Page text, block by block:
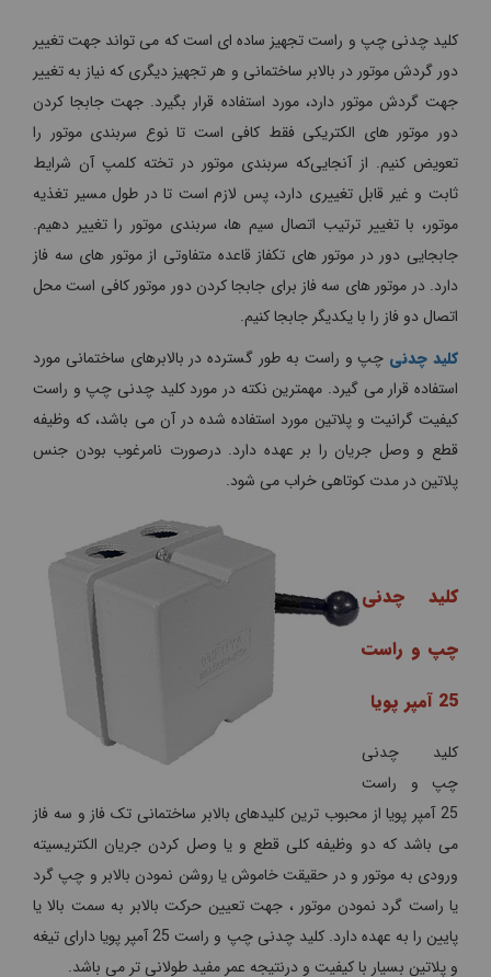
کلید چدنی چپ و راست تجهیز ساده ‌ای است که می تواند جهت تغییر
دور گردش موتور در بالابر ساختمانی و هر تجهیز دیگری که نیاز به تغییر
جهت گردش موتور دارد، مورد استفاده قرار بگیرد. جهت جابجا کردن
دور موتور های الکتریکی فقط کافی است تا نوع سربندی موتور را
تعویض کنیم. از آنجایی‌که سربندی موتور در تخته کلمپ آن شرایط
ثابت و غیر قابل تغییری دارد، پس لازم است تا در طول مسیر تغذیه
موتور، با تغییر ترتیب اتصال سیم ها، سربندی موتور را تغییر دهیم.
جابجایی دور در موتور های تکفاز قاعده متفاوتی از موتور های سه فاز
دارد. در موتور های سه فاز برای جابجا کردن دور موتور کافی است محل
اتصال دو فاز را با یکدیگر جابجا کنیم.
کلید چدنی چپ و راست به طور گسترده در بالابرهای ساختمانی مورد
استفاده قرار می گیرد. مهمترین نکته در مورد کلید چدنی چپ و راست
کیفیت گرانیت و پلاتین مورد استفاده شده در آن می باشد، که وظیفه
قطع و وصل جریان را بر عهده دارد. درصورت نامرغوب بودن جنس
پلاتین در مدت کوتاهی خراب می شود.
کلید چدنی
چپ و راست
25 آمپر پویا
کلید چدنی
چپ و راست
25 آمپر پویا از محبوب ترین کلیدهای بالابر ساختمانی تک فاز و سه فاز
می باشد که دو وظیفه کلی قطع و یا وصل کردن جریان الکتریسیته
ورودی به موتور و در حقیقت خاموش یا روشن نمودن بالابر و چپ گرد
یا راست گرد نمودن موتور ، جهت تعیین حرکت بالابر به سمت بالا یا
پایین را به عهده دارد. کلید چدنی چپ و راست 25 آمپر پویا دارای تیغه
و پلاتین بسیار با کیفیت و درنتیجه عمر مفید طولانی تر می باشد.